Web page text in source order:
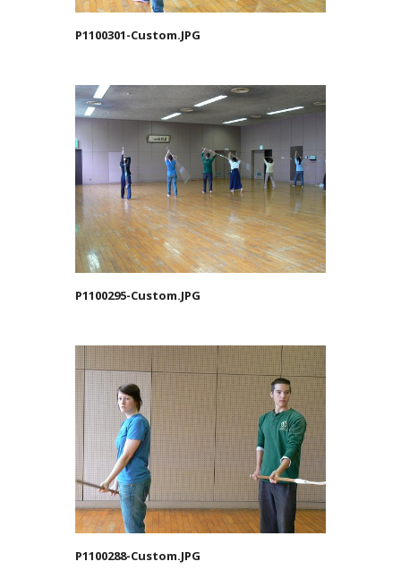
P1100301-Custom.JPG
P1100295-Custom.JPG
P1100288-Custom.JPG